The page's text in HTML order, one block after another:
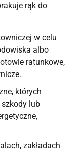
rąk do
w celu
albo
ratunkowe,
których
szkody lub
zakładach